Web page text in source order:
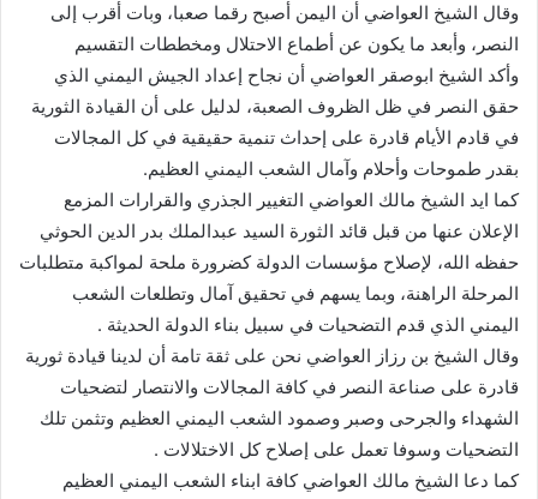
وقال الشيخ العواضي أن اليمن أصبح رقما صعبا، وبات أقرب إلى
النصر، وأبعد ما يكون عن أطماع الاحتلال ومخططات التقسيم
وأكد الشيخ ابوصقر العواضي أن نجاح إعداد الجيش اليمني الذي
حقق النصر في ظل الظروف الصعبة، لدليل على أن القيادة الثورية
في قادم الأيام قادرة على إحداث تنمية حقيقية في كل المجالات
بقدر طموحات وأحلام وآمال الشعب اليمني العظيم.
كما ايد الشيخ مالك العواضي التغيير الجذري والقرارات المزمع
الإعلان عنها من قبل قائد الثورة السيد عبدالملك بدر الدين الحوثي
حفظه الله، لإصلاح مؤسسات الدولة كضرورة ملحة لمواكبة متطلبات
المرحلة الراهنة، وبما يسهم في تحقيق آمال وتطلعات الشعب
اليمني الذي قدم التضحيات في سبيل بناء الدولة الحديثة .
وقال الشيخ بن رزاز العواضي نحن على ثقة تامة أن لدينا قيادة ثورية
قادرة على صناعة النصر في كافة المجالات والانتصار لتضحيات
الشهداء والجرحى وصبر وصمود الشعب اليمني العظيم وتثمن تلك
التضحيات وسوفا تعمل على إصلاح كل الاختلالات .
كما دعا الشيخ مالك العواضي كافة ابناء الشعب اليمني العظيم